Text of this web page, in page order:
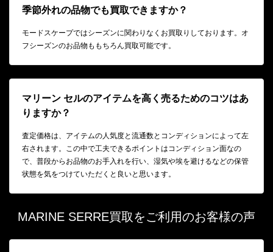
季節外れの品物でも買取できますか？
モードスケープではシーズンに関わりなくお買取りしております。オ
フシーズンのお品物ももちろん買取可能です。
マリーン セルのアイテムを高く売るためのコツはあ
りますか？
査定価格は、アイテムの人気度と流通数とコンディションによって左
右されます。この中で工夫できるポイントはコンディション面なの
で、普段からお品物のお手入れを行い、湿気や埃を避けるなどの保管
状態を気をつけていただくと良いと思います。
MARINE SERRE買取をご利用のお客様の声